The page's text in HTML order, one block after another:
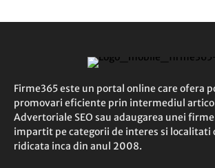
Firme365 este un portal online care ofera
promovari eficiente prin intermediul
Advertoriale SEO sau adaugarea unei
impartit pe categorii de interes si localitati
ridicata inca din anul 2008.